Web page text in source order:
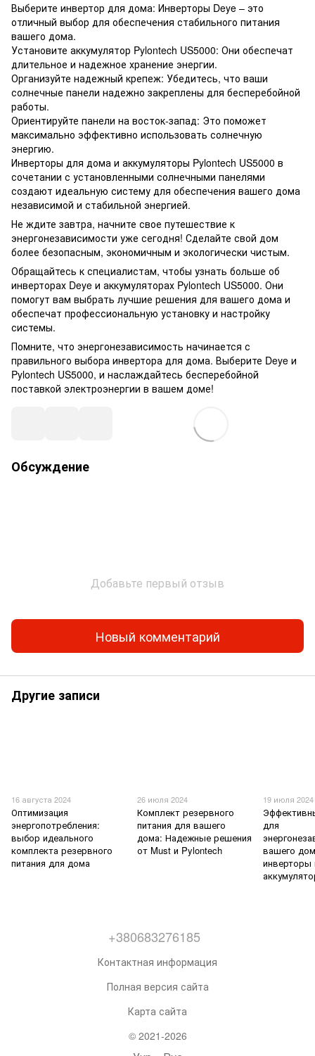
Выберите инвертор для дома: Инверторы Deye – это
отличный выбор для обеспечения стабильного питания
вашего дома.
Установите аккумулятор Pylontech US5000: Они обеспечат
длительное и надежное хранение энергии.
Организуйте надежный крепеж: Убедитесь, что ваши
солнечные панели надежно закреплены для бесперебойной
работы.
Ориентируйте панели на восток-запад: Это поможет
максимально эффективно использовать солнечную
энергию.
Инверторы для дома и аккумуляторы Pylontech US5000 в
сочетании с установленными солнечными панелями
создают идеальную систему для обеспечения вашего дома
независимой и стабильной энергией.
Не ждите завтра, начните свое путешествие к
энергонезависимости уже сегодня! Сделайте свой дом
более безопасным, экономичным и экологически чистым.
Обращайтесь к специалистам, чтобы узнать больше об
инверторах Deye и аккумуляторах Pylontech US5000. Они
помогут вам выбрать лучшие решения для вашего дома и
обеспечат профессиональную установку и настройку
системы.
Помните, что энергонезависимость начинается с
правильного выбора инвертора для дома. Выберите Deye и
Pylontech US5000, и наслаждайтесь бесперебойной
поставкой электроэнергии в вашем доме!
Обсуждение
Добавьте первый отзыв
Новый комментарий
Другие записи
16 августа 2024
Оптимизация
энергопотребления:
выбор идеального
комплекта резервного
питания для дома
26 июля 2024
Комплект резервного
питания для вашего
дома: Надежные решения
от Must и Pylontech
19 июля 2024
для
вашего
инверторы
+380683276185
Контактная информация
Полная версия сайта
Карта сайта
© 2021-2026